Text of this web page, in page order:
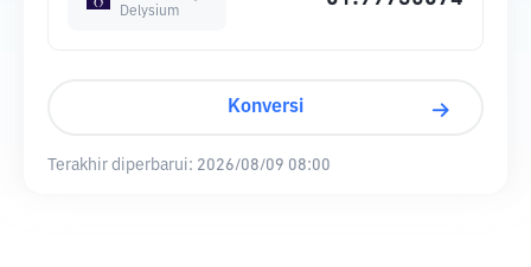
Delysium
Konversi
Terakhir diperbarui: 2026/08/09 08:00